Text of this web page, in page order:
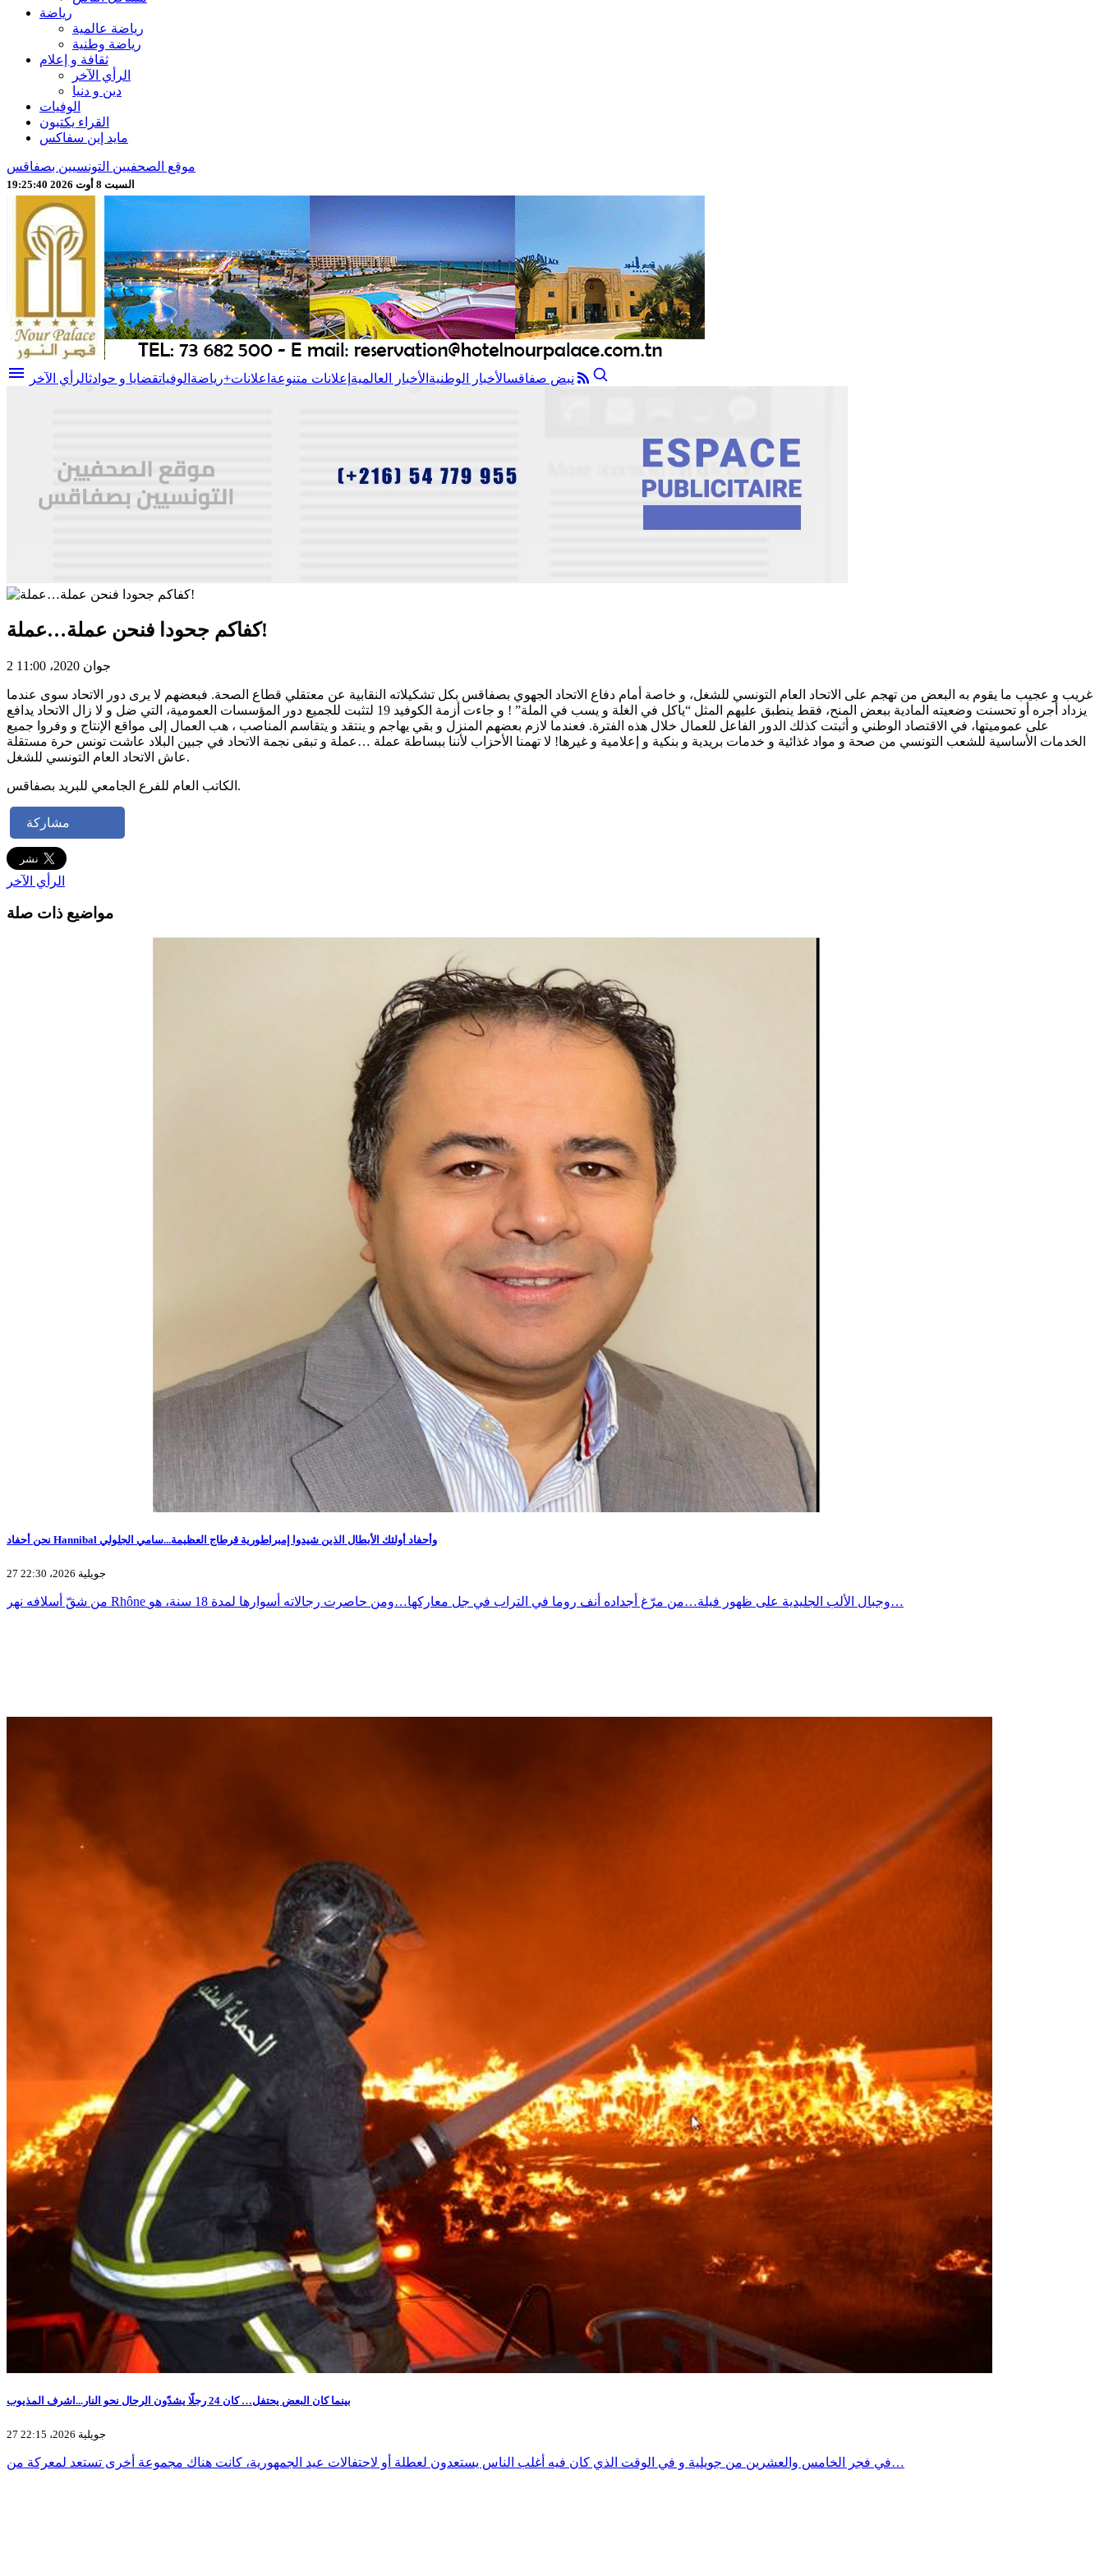
رياضة
رياضة عالمية
رياضة وطنية
ثقافة و إعلام
الرأي الآخر
دين و دنيا
الوفيات
القراء يكتبون
مايد إين سفاكس
موقع الصحفيين التونسيين بصفاقس
السبت 8 أوت 2026 19:25:42
menu نبض صفاقسالأخبار الوطنية الأخبار العالمية إعلانات متنوعة اعلانات+رياضة الوفياتقضايا و حوادثالرأي الآخر
كفاكم جحودا فنحن عملة…عملة!
2 جوان 2020، 11:00
غريب و عجيب ما يقوم به البعض من تهجم على الاتحاد العام التونسي للشغل، و خاصة أمام دفاع الاتحاد الجهوي بصفاقس بكل تشكيلاته النقابية عن معتقلي قطاع الصحة. فبعضهم لا يرى دور الاتحاد سوى عندما
يزداد أجره أو تحسنت وضعيته المادية ببعض المنح، فقط ينطبق عليهم المثل “ياكل في الغلة و يسب في الملة” ! و جاءت أزمة الكوفيد 19 لتثبت للجميع دور المؤسسات العمومية، التي ضل و لا زال الاتحاد يدافع
على عموميتها، في الاقتصاد الوطني و أثبتت كذلك الدور الفاعل للعمال خلال هذه الفترة. فعندما لازم بعضهم المنزل و بقي يهاجم و ينتقد و يتقاسم المناصب ، هب العمال إلى مواقع الإنتاج و وفروا جميع
الخدمات الأساسية للشعب التونسي من صحة و مواد غذائية و خدمات بريدية و بنكية و إعلامية و غيرها! لا تهمنا الأحزاب لأننا ببساطة عملة …عملة و تبقى نجمة الاتحاد في جبين البلاد عاشت تونس حرة مستقلة
عاش الاتحاد العام التونسي للشغل.
الكاتب العام للفرع الجامعي للبريد بصفاقس.
مشاركة
الرأي الآخر
مواضيع ذات صلة
​نحن أحفاد Hannibal وأحفاد أولئك الأبطال الذين شيدوا إمبراطورية قرطاج العظيمة...سامي الجلولي
27 جويلية 2026، 22:30
​من شقّ أسلافه نهر Rhône وجبال الألب الجليدية على ظهور فيلة…من مرّغ أجداده أنف روما في التراب في جل معاركها…ومن حاصرت رجالاته أسوارها لمدة 18 سنة، هو…
بينما كان البعض يحتفل… كان 24 رجلًا يشدّون الرحال نحو النار...اشرف المذيوب
27 جويلية 2026، 22:15
في فجر الخامس والعشرين من جويلية و في الوقت الذي كان فيه أغلب الناس يستعدون لعطلة أو لاحتفالات عيد الجمهورية، كانت هناك مجموعة أخرى تستعد لمعركة من…